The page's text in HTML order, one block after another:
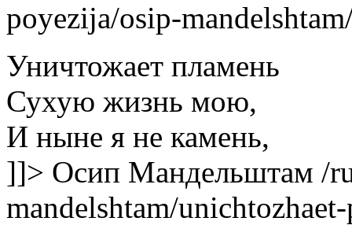
poyezija/osip-
Уничтожает пламень
Сухую жизнь мою,
И ныне я не камень,
]]> Осип Мандельштам /
mandelshtam/